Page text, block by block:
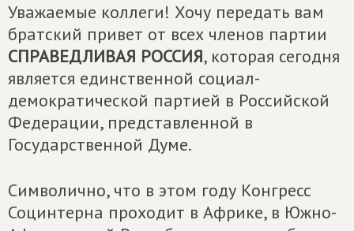
Уважаемые коллеги! Хочу передать вам
братский привет от всех членов партии
СПРАВЕДЛИВАЯ РОССИЯ, которая сегодня
является единственной социал-
демократической партией в Российской
Федерации, представленной в
Государственной Думе.
Символично, что в этом году Конгресс
Социнтерна проходит в Африке, в Южно-